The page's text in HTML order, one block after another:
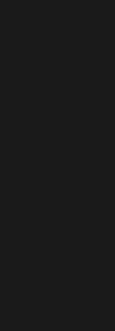
ていく。するとその
乳洞が広がっていた